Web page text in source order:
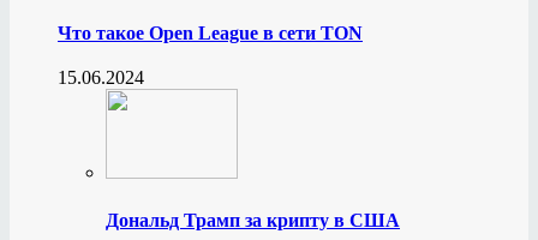
Что такое Open League в сети TON
15.06.2024
Дональд Трамп за крипту в США